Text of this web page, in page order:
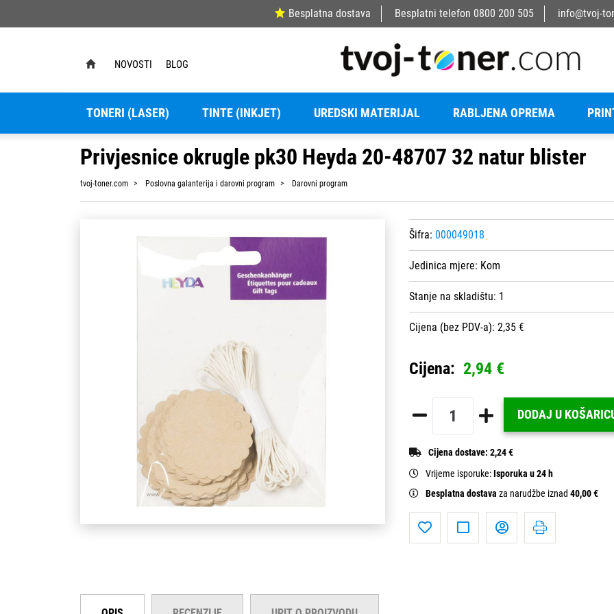
Besplatna dostava Besplatni telefon 0800 200 505 info@tvoj-
NOVOSTI BLOG
TONERI (LASER) TINTE (INKJET) UREDSKI MATERIJAL RABLJENA OPREMA
Privjesnice okrugle pk30 Heyda 20-48707 32 natur blister
tvoj-toner.com Poslovna galanterija i darovni program Darovni program
Šifra: 000049018
Jedinica mjere: Kom
Stanje na skladištu: 1
Cijena (bez PDV-a): 2,35 €
Cijena: 2,94 €
DODAJ U
Cijena dostave: 2,24 €
Vrijeme isporuke:Isporuka u 24 h
Besplatna dostava za narudžbe iznad 40,00 €